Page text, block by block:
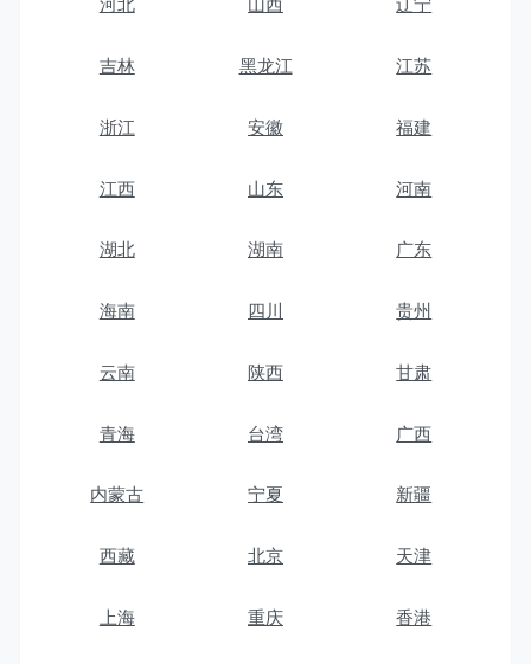
河北 山西 辽宁
吉林 黑龙江 江苏
浙江 安徽 福建
江西 山东 河南
湖北 湖南 广东
海南 四川 贵州
云南 陕西 甘肃
青海 台湾 广西
内蒙古 宁夏 新疆
西藏 北京 天津
上海 重庆 香港